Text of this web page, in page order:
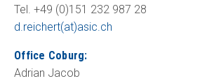
Tel. +49 (0)151 232 987 28
d.reichert(at)asic.ch
Office Coburg:
Adrian Jacob